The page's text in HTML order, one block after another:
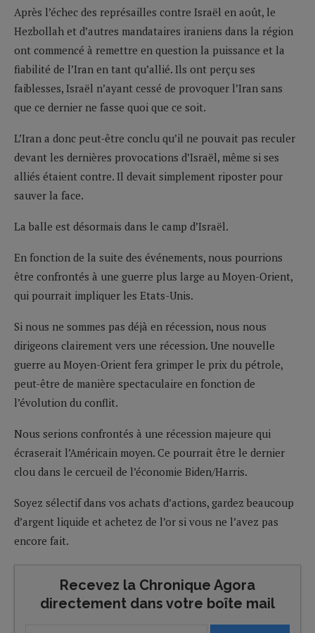
Après l’échec des représailles contre Israël en août, le
Hezbollah et d’autres mandataires iraniens dans la région
ont commencé à remettre en question la puissance et la
fiabilité de l’Iran en tant qu’allié. Ils ont perçu ses
faiblesses, Israël n’ayant cessé de provoquer l’Iran sans
que ce dernier ne fasse quoi que ce soit.
L’Iran a donc peut-être conclu qu’il ne pouvait pas reculer
devant les dernières provocations d’Israël, même si ses
alliés étaient contre. Il devait simplement riposter pour
sauver la face.
La balle est désormais dans le camp d’Israël.
En fonction de la suite des événements, nous pourrions
être confrontés à une guerre plus large au Moyen-Orient,
qui pourrait impliquer les Etats-Unis.
Si nous ne sommes pas déjà en récession, nous nous
dirigeons clairement vers une récession. Une nouvelle
guerre au Moyen-Orient fera grimper le prix du pétrole,
peut-être de manière spectaculaire en fonction de
l’évolution du conflit.
Nous serions confrontés à une récession majeure qui
écraserait l’Américain moyen. Ce pourrait être le dernier
clou dans le cercueil de l’économie Biden/Harris.
Soyez sélectif dans vos achats d’actions, gardez beaucoup
d’argent liquide et achetez de l’or si vous ne l’avez pas
encore fait.
Recevez la Chronique Agora
directement dans votre boîte mail